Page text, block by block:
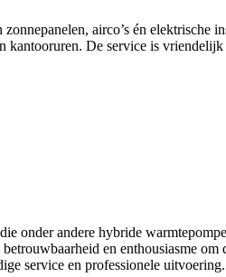
airco’s én
De service is
onder andere hybride
en enthousiasme
service en professionele uitvoering.